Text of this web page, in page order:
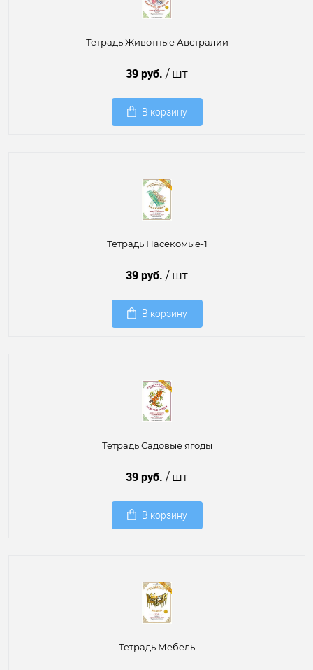
Тетрадь Животные Австралии
39 руб. / шт
В корзину
Тетрадь Насекомые-1
39 руб. / шт
В корзину
Тетрадь Садовые ягоды
39 руб. / шт
В корзину
Тетрадь Мебель